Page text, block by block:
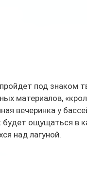
под знаком
материалов,
вечеринка у
будет ощущаться в
над лагуной.